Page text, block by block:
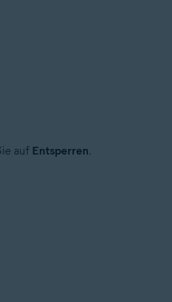
auf Entsperren.